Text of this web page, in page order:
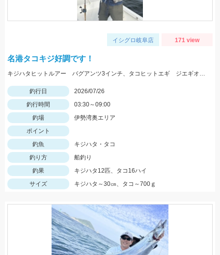
イシグロ岐阜店 171 view
名港タコキジ好調です！
キジハタヒットルアー バグアンツ3インチ、タコヒットエギ ジエギオクタビアススッテ
釣行日
2026/07/26
釣行時間
03:30～09:00
釣場
伊勢湾奥エリア
ポイント
釣魚
キジハタ・タコ
釣り方
船釣り
釣果
キジハタ12匹、タコ16ハイ
サイズ
キジハタ～30㎝、タコ～700ｇ